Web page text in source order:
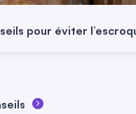
pour éviter